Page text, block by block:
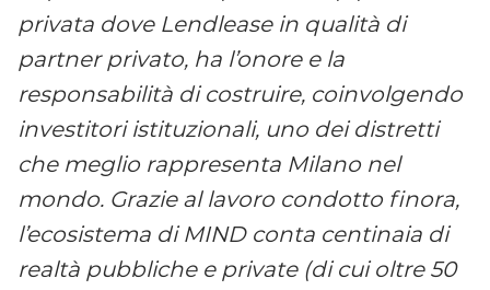
privata dove Lendlease in qualità di
partner privato, ha l’onore e la
responsabilità di costruire, coinvolgendo
investitori istituzionali, uno dei distretti
che meglio rappresenta Milano nel
mondo. Grazie al lavoro condotto finora,
l’ecosistema di MIND conta centinaia di
realtà pubbliche e private (di cui oltre 50